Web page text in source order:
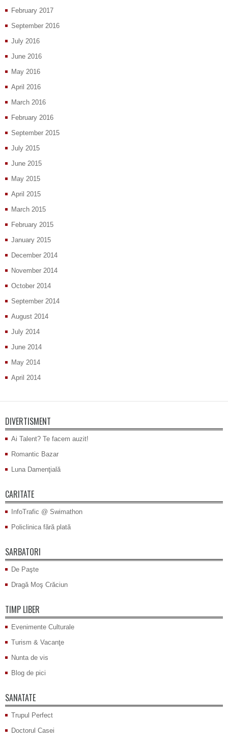
February 2017
September 2016
July 2016
June 2016
May 2016
April 2016
March 2016
February 2016
September 2015
July 2015
June 2015
May 2015
April 2015
March 2015
February 2015
January 2015
December 2014
November 2014
October 2014
September 2014
August 2014
July 2014
June 2014
May 2014
April 2014
DIVERTISMENT
Ai Talent? Te facem auzit!
Romantic Bazar
Luna Damenţială
CARITATE
InfoTrafic @ Swimathon
Policlinica fără plată
SARBATORI
De Paşte
Dragă Moş Crăciun
TIMP LIBER
Evenimente Culturale
Turism & Vacanţe
Nunta de vis
Blog de pici
SANATATE
Trupul Perfect
Doctorul Casei